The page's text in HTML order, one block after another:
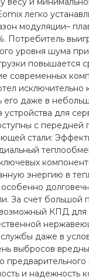
легко
модуляции–
Потребитель
уровня шума
повышается
современных
исключительно
его даже в
устройства для
с передней
стали:
энергию в
За счет большой
КПД для
даже в
выбросов
и надежность